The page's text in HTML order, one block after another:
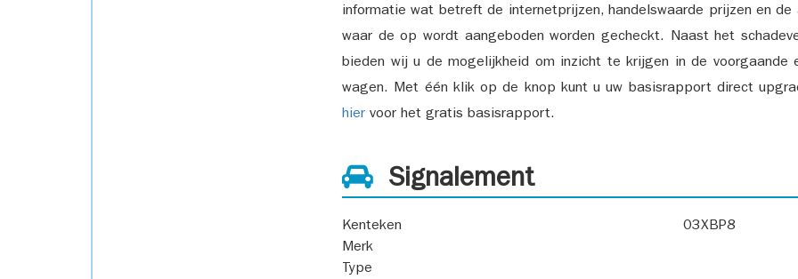
informatie wat betreft de internetprijzen, handelswaarde prijzen en
waar de op wordt aangeboden worden gecheckt. Naast het
bieden wij u de mogelijkheid om inzicht te krijgen in de voorgaande
wagen. Met één klik op de knop kunt u uw basisrapport direct
hier voor het gratis basisrapport.
Signalement
Kenteken
03XBP8
Merk
Type